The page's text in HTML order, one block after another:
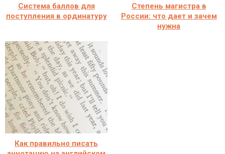
Система баллов для
поступления в ординатуру
Степень магистра в
России: что дает и зачем
нужна
Как правильно писать